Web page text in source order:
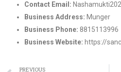
Contact Email:
Business Address: Munger
Business Phone: 8815113996
Business Website: https://
PREVIOUS